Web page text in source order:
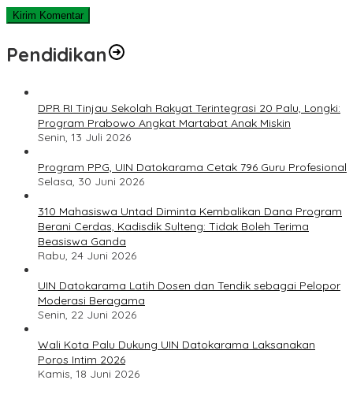
Pendidikan
DPR RI Tinjau Sekolah Rakyat Terintegrasi 20 Palu, Longki:
Program Prabowo Angkat Martabat Anak Miskin
Senin, 13 Juli 2026
Program PPG, UIN Datokarama Cetak 796 Guru Profesional
Selasa, 30 Juni 2026
310 Mahasiswa Untad Diminta Kembalikan Dana Program
Berani Cerdas, Kadisdik Sulteng: Tidak Boleh Terima
Beasiswa Ganda
Rabu, 24 Juni 2026
UIN Datokarama Latih Dosen dan Tendik sebagai Pelopor
Moderasi Beragama
Senin, 22 Juni 2026
Wali Kota Palu Dukung UIN Datokarama Laksanakan
Poros Intim 2026
Kamis, 18 Juni 2026